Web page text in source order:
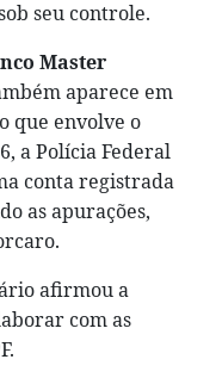
seu controle.
Master
aparece em
que envolve o
a Polícia Federal
conta registrada
as apurações,
afirmou a
com as